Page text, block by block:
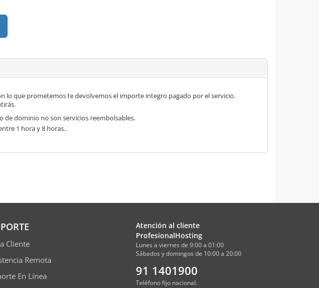
lo que prometemos te devolvemos el importe integro pagado por el servicio.
de dominio no son servicios reembolsables.
1 hora y 8 horas..
Cliente
Remota
En Línea
Atención al cliente
ProfesionalHosting
Lunes a viernes de 9:00 a 01:00
Sábados y domingos de 10:00 a 20:00
91 1401900
Teléfono fijo nacional.